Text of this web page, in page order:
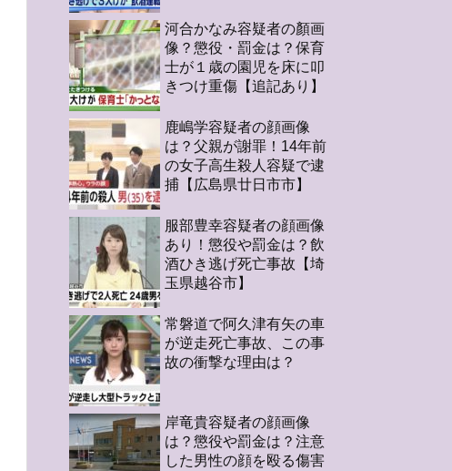
河合かなみ容疑者の顏画
像？懲役・罰金は？保育
士が１歳の園児を床に叩
きつけ重傷【追記あり】
鹿嶋学容疑者の顔画像
は？父親が謝罪！14年前
の女子高生殺人容疑で逮
捕【広島県廿日市市】
服部豊幸容疑者の顔画像
あり！懲役や罰金は？飲
酒ひき逃げ死亡事故【埼
玉県越谷市】
常磐道で阿久津有矢の車
が逆走死亡事故、この事
故の衝撃な理由は？
岸竜貴容疑者の顔画像
は？懲役や罰金は？注意
した男性の顔を殴る傷害